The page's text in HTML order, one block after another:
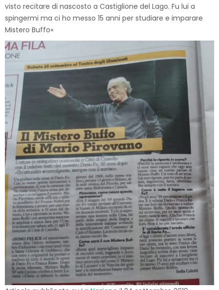
visto recitare di nascosto a Castiglione del Lago. Fu lui a
spingermi ma ci ho messo 15 anni per studiare e imparare
Mistero Buffo»